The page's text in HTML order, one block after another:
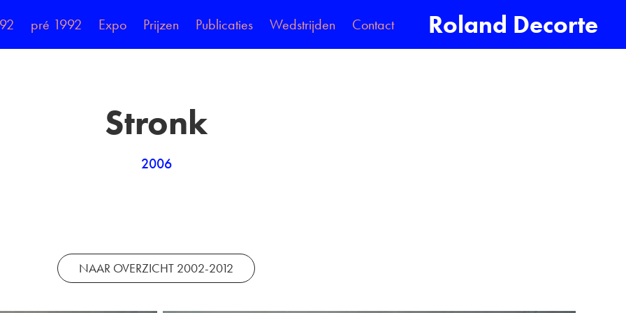
pré 1992 Expo Prijzen Publicaties Wedstrijden Contact Roland Decorte
Stronk
2006
NAAR OVERZICHT 2002-2012